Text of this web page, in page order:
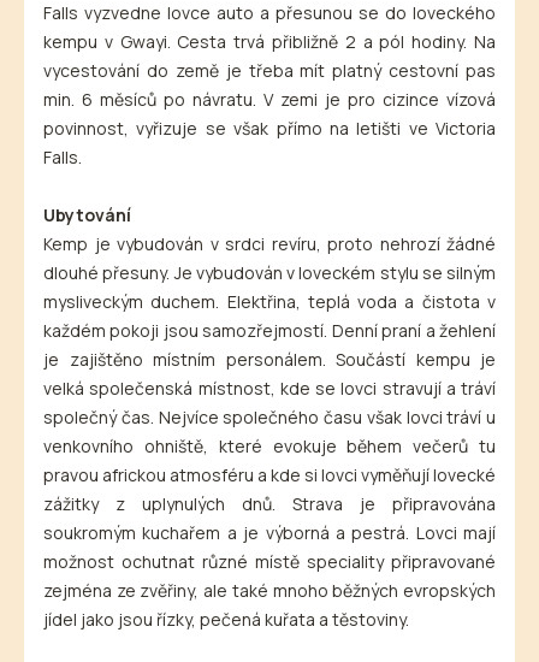
Falls vyzvedne lovce auto a přesunou se do loveckého
kempu v Gwayi. Cesta trvá přibližně 2 a pól hodiny. Na
vycestování do země je třeba mít platný cestovní pas
min. 6 měsíců po návratu. V zemi je pro cizince vízová
povinnost, vyřizuje se však přímo na letišti ve Victoria
Falls.
Ubytování
Kemp je vybudován v srdci revíru, proto nehrozí žádné
dlouhé přesuny. Je vybudován v loveckém stylu se silným
mysliveckým duchem. Elektřina, teplá voda a čistota v
každém pokoji jsou samozřejmostí. Denní praní a žehlení
je zajištěno místním personálem. Součástí kempu je
velká společenská místnost, kde se lovci stravují a tráví
společný čas. Nejvíce společného času však lovci tráví u
venkovního ohniště, které evokuje během večerů tu
pravou africkou atmosféru a kde si lovci vyměňují lovecké
zážitky z uplynulých dnů. Strava je připravována
soukromým kuchařem a je výborná a pestrá. Lovci mají
možnost ochutnat různé místě speciality připravované
zejména ze zvěřiny, ale také mnoho běžných evropských
jídel jako jsou řízky, pečená kuřata a těstoviny.